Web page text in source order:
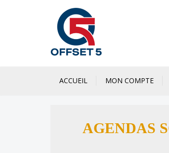
ACCUEIL MON COMPTE
AGENDAS